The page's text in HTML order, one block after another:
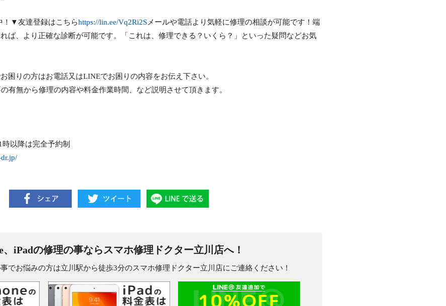
！▼友達登録はこちらhttps://lin.ee/Vq2Ri2S メールや電話より気軽に修理の相談が可能です！端
ば、より正確な診断が可能です。「これは、修理できる？いくら？」といった疑問などお気
困りの方はお電話又はLINEでお困りの内容をお伝え下さい。
有無から修理の内容や料金作業時間、など説明させて頂きます。
以降は完全予約制
、iPadの修理の事ならスマホ修理ドクター立川店へ！
でお悩みの方は立川駅から徒歩3分のスマホ修理ドクター立川店にご連絡ください！